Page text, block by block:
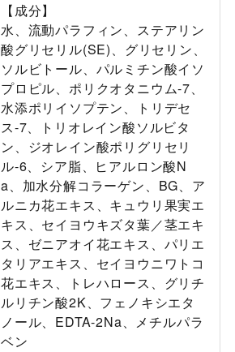
【成分】
水、流動パラフィン、ステアリン
酸グリセリル(SE)、グリセリン、
ソルビトール、パルミチン酸イソ
プロピル、ポリクオタニウム-7、
水添ポリイソプテン、トリデセ
ス-7、トリオレイン酸ソルビタ
ン、ジオレイン酸ポリグリセリ
ル-6、シア脂、ヒアルロン酸N
a、加水分解コラーゲン、BG、ア
ルニカ花エキス、キュウリ果実エ
キス、セイヨウキズタ葉／茎エキ
ス、ゼニアオイ花エキス、パリエ
タリアエキス、セイヨウニワトコ
花エキス、トレハロース、グリチ
ルリチン酸2K、フェノキシエタ
ノール、EDTA-2Na、メチルパラ
ベン